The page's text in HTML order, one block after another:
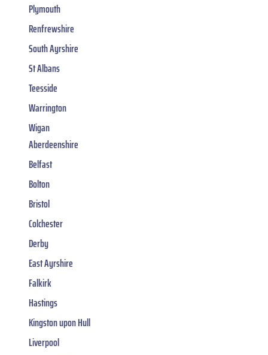
Plymouth
Renfrewshire
South Ayrshire
St Albans
Teesside
Warrington
Wigan
Aberdeenshire
Belfast
Bolton
Bristol
Colchester
Derby
East Ayrshire
Falkirk
Hastings
Kingston upon Hull
Liverpool